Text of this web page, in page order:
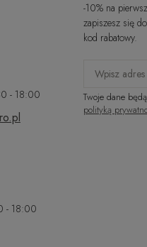
- 18:00
- 18:00
-10% na
zapiszesz się
kod rabatowy.
Twoje dane
polityką